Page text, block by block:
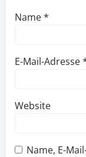
Name*
E-Mail-Adresse
Website
Name, E-